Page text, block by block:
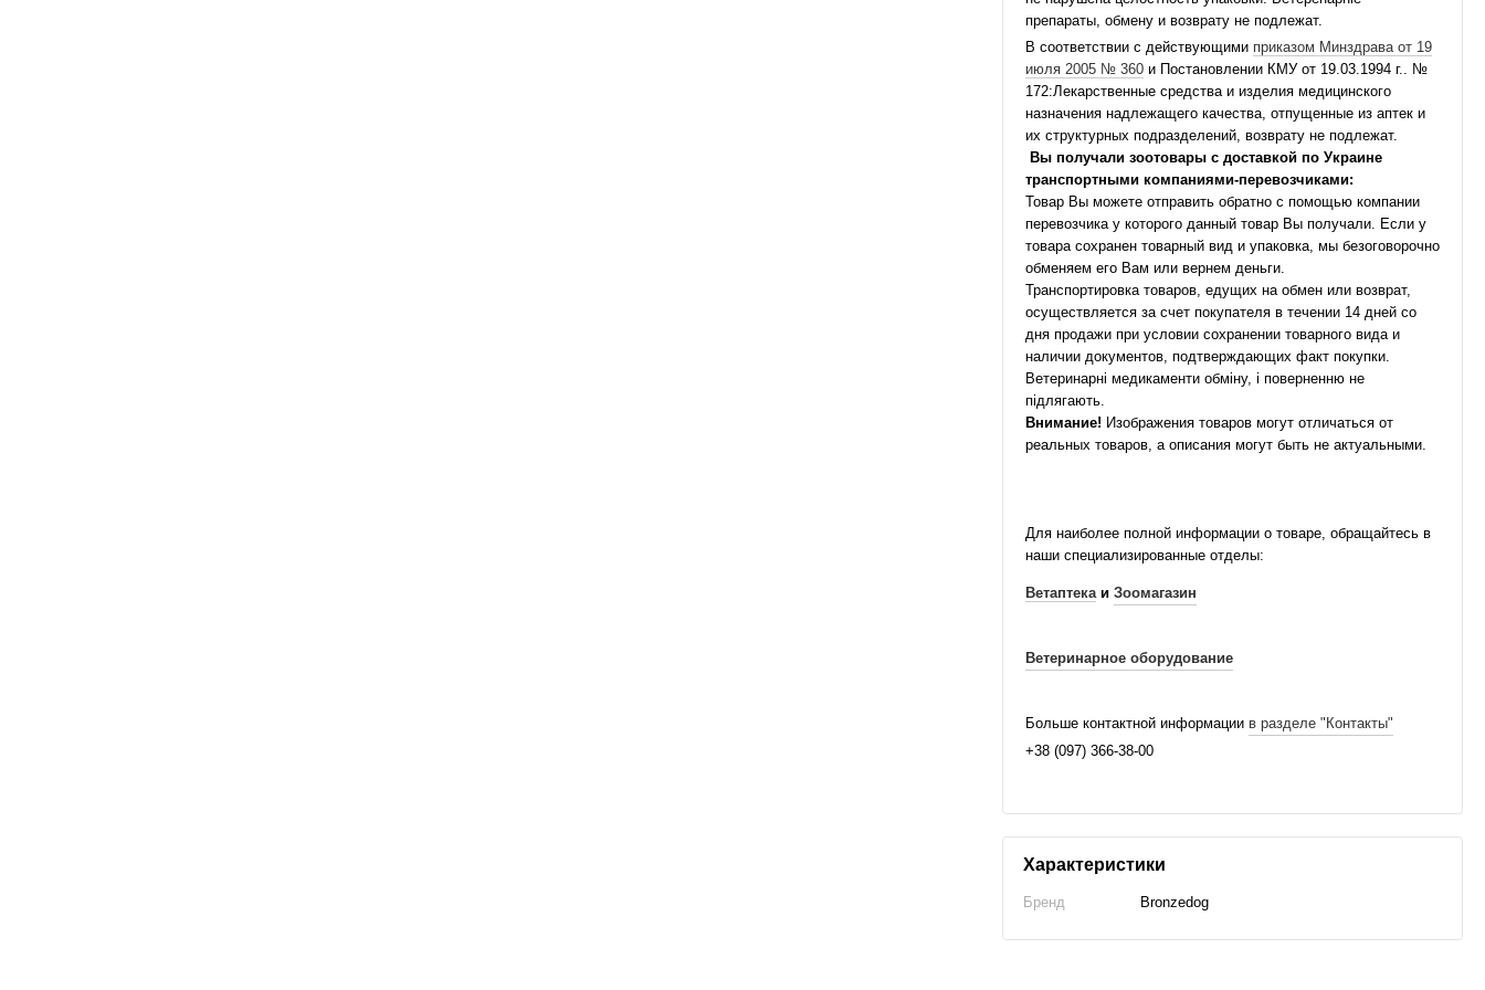
препараты, обмену и возврату не подлежат.
В соответствии с действующими приказом Минздрава от 19
июля 2005 № 360и Постановлении КМУ от 19.03.1994 г.. №
172:Лекарственные средства и изделия медицинского
назначения надлежащего качества, отпущенные из аптек и
их структурных подразделений, возврату не подлежат.
Вы получали зоотовары с доставкой по Украине
транспортными компаниями-перевозчиками:
Товар Вы можете отправить обратно с помощью компании
перевозчика у которого данный товар Вы получали. Если у
товара сохранен товарный вид и упаковка, мы безоговорочно
обменяем его Вам или вернем деньги.
Транспортировка товаров, едущих на обмен или возврат,
осуществляется за счет покупателя в течении 14 дней со
дня продажи при условии сохранении товарного вида и
наличии документов, подтверждающих факт покупки.
Ветеринарні медикаменти обміну, і поверненню не
підлягають.
Внимание! Изображения товаров могут отличаться от
реальных товаров, а описания могут быть не актуальными.
Для наиболее полной информации о товаре, обращайтесь в
наши специализированные отделы:
Ветаптекаи Зоомагазин
Ветеринарное оборудование
Больше контактной информации в разделе "Контакты"
+38 (097) 366-38-00
Характеристики
Бренд Bronzedog